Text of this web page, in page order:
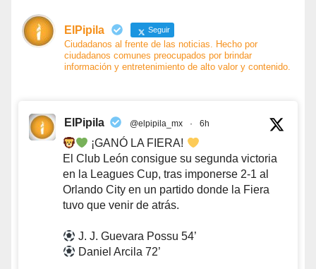
ElPipila Seguir
Ciudadanos al frente de las noticias. Hecho por
ciudadanos comunes preocupados por brindar
información y entretenimiento de alto valor y contenido.
ElPipila @elpipila_mx · 6h
¡GANÓ LA FIERA!
El Club León consigue su segunda victoria
en la Leagues Cup, tras imponerse 2-1 al
Orlando City en un partido donde la Fiera
tuvo que venir de atrás.
J. J. Guevara Possu 54’
Daniel Arcila 72’